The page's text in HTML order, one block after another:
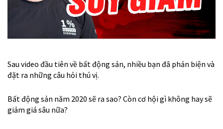
Sau video đầu tiên về bất động sản, nhiều bạn đã phản biện và
đặt ra những câu hỏi thú vị.
Bất động sản năm 2020 sẽ ra sao? Còn cơ hội gì không hay sẽ
giảm giá sâu nữa?